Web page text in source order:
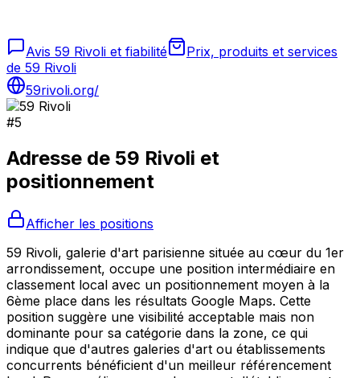
Avis 59 Rivoli et fiabilité
Prix, produits et services
de 59 Rivoli
59rivoli.org/
#5
Adresse de 59 Rivoli et
positionnement
Afficher les positions
59 Rivoli, galerie d'art parisienne située au cœur du 1er
arrondissement, occupe une position intermédiaire en
classement local avec un positionnement moyen à la
6ème place dans les résultats Google Maps. Cette
position suggère une visibilité acceptable mais non
dominante pour sa catégorie dans la zone, ce qui
indique que d'autres galeries d'art ou établissements
concurrents bénéficient d'un meilleur référencement